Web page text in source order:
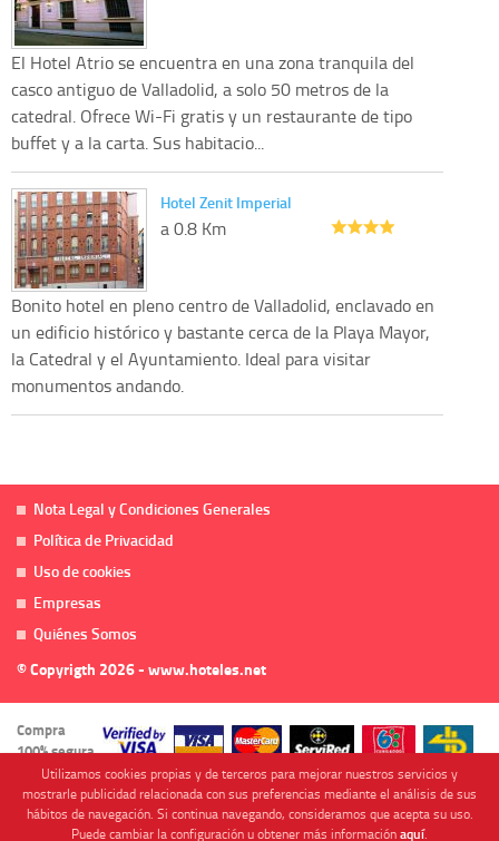
El Hotel Atrio se encuentra en una zona tranquila del
casco antiguo de Valladolid, a solo 50 metros de la
catedral. Ofrece Wi-Fi gratis y un restaurante de tipo
buffet y a la carta. Sus habitacio...
Hotel Zenit Imperial
a 0.8 Km
Bonito hotel en pleno centro de Valladolid, enclavado en
un edificio histórico y bastante cerca de la Playa Mayor,
la Catedral y el Ayuntamiento. Ideal para visitar
monumentos andando.
Nota Legal y Condiciones Generales
Política de Privacidad
Uso de cookies
Empresas
Quiénes Somos
© Copyrigth 2026 - www.hoteles.net
Compra
100% segura
Utilizamos cookies propias y de terceros para mejorar nuestros servicios y
mostrarle publicidad relacionada con sus preferencias mediante el análisis de sus
hábitos de navegación. Si continua navegando, consideramos que acepta su uso.
Puede cambiar la configuración u obtener más informaciónaquí.